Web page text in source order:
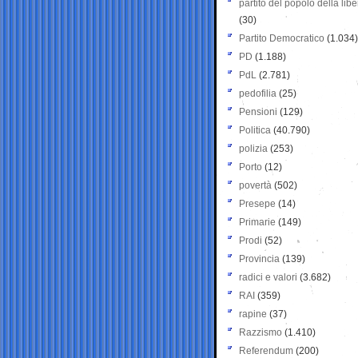
partito del popolo della
(30)
Partito Democratico (1.034)
PD (1.188)
PdL (2.781)
pedofilia (25)
Pensioni (129)
Politica (40.790)
polizia (253)
Porto (12)
povertà (502)
Presepe (14)
Primarie (149)
Prodi (52)
Provincia (139)
radici e valori (3.682)
RAI (359)
rapine (37)
Razzismo (1.410)
Referendum (200)